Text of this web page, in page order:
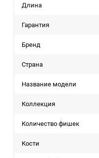
Длина
Гарантия
Бренд
Страна
Название модели
Коллекция
Количество фишек
Кости